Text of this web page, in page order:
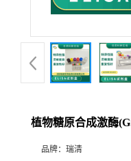
植物糖原合成激酶
品牌： 瑞清